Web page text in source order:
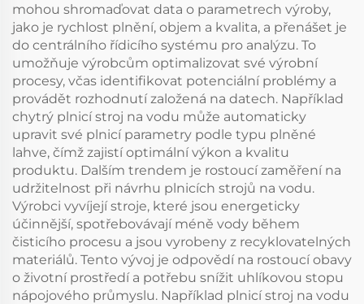
mohou shromaďovat data o parametrech výroby,
jako je rychlost plnění, objem a kvalita, a přenášet je
do centrálního řídicího systému pro analýzu. To
umožňuje výrobcům optimalizovat své výrobní
procesy, včas identifikovat potenciální problémy a
provádět rozhodnutí založená na datech. Například
chytrý plnicí stroj na vodu může automaticky
upravit své plnicí parametry podle typu plněné
lahve, čímž zajistí optimální výkon a kvalitu
produktu. Dalším trendem je rostoucí zaměření na
udržitelnost při návrhu plnicích strojů na vodu.
Výrobci vyvíjejí stroje, které jsou energeticky
účinnější, spotřebovávají méně vody během
čisticího procesu a jsou vyrobeny z recyklovatelných
materiálů. Tento vývoj je odpovědí na rostoucí obavy
o životní prostředí a potřebu snížit uhlíkovou stopu
nápojového průmyslu. Například plnicí stroj na vodu